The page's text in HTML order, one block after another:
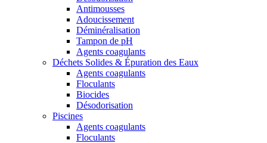
Antimousses
Adoucissement
Déminéralisation
Tampon de pH
Agents coagulants
Déchets Solides & Épuration des Eaux
Agents coagulants
Floculants
Biocides
Désodorisation
Piscines
Agents coagulants
Floculants